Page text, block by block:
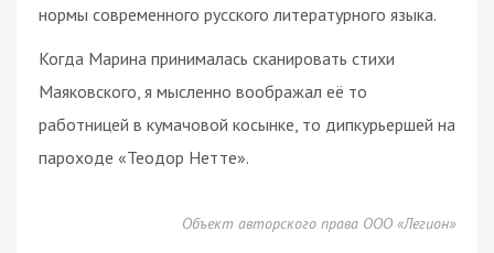
нормы современного русского литературного языка.
Когда Марина принималась сканировать стихи
Маяковского, я мысленно воображал её то
работницей в кумачовой косынке, то дипкурьершей на
пароходе «Теодор Нетте».
Объект авторского права ООО «Легион»